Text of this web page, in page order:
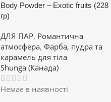
Body Powder – Exotic fruits (228
гр)
ДЛЯ ПАР, Романтична
атмосфера, Фарба, пудра та
карамель для тіла
Shunga (Канада)
Немає в наявності